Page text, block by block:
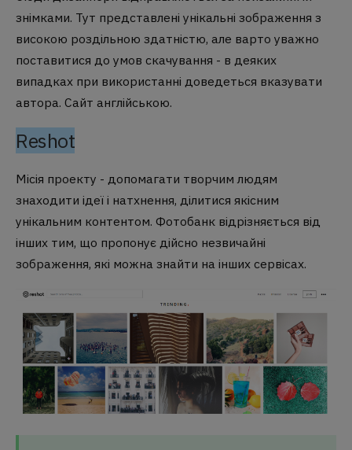
знімками. Тут представлені унікальні зображення з
високою роздільною здатністю, але варто уважно
поставитися до умов скачування - в деяких
випадках при використанні доведеться вказувати
автора. Сайт англійською.
Reshot
Місія проекту - допомагати творчим людям
знаходити ідеї і натхнення, ділитися якісним
унікальним контентом. Фотобанк відрізняється від
інших тим, що пропонує дійсно незвичайні
зображення, які можна знайти на інших сервісах.